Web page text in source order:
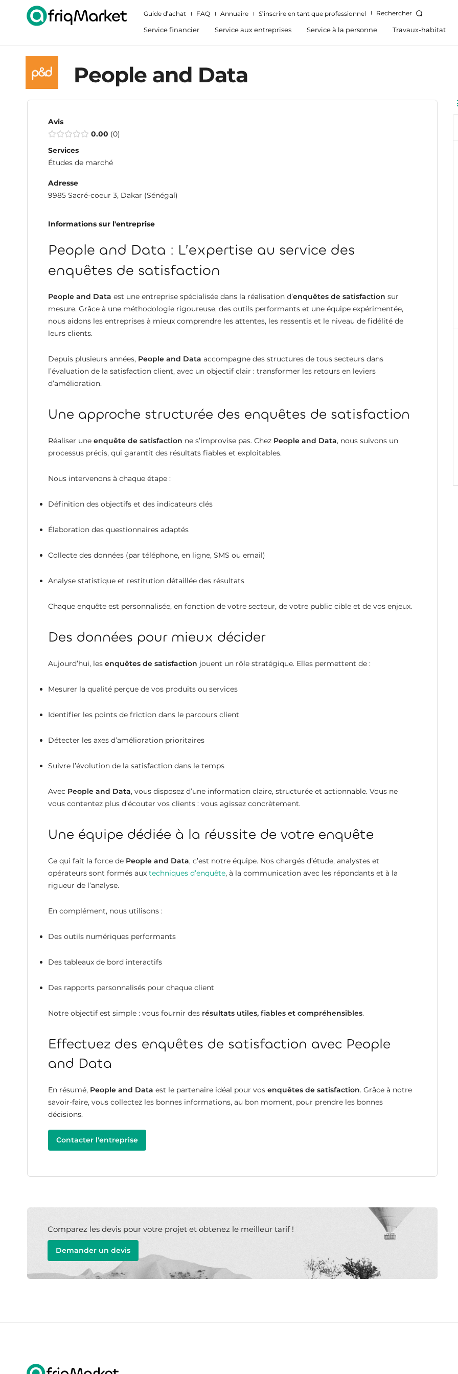
Guide d’achat FAQ Annuaire S’inscrire en tant que professionnel Rechercher
Service financier Service aux entreprises Service à la personne Travaux-habitat
People and Data
Avis
0.00 0
Services
Études de marché
Adresse
9985 Sacré-coeur 3, Dakar (Sénégal)
Informations sur l'entreprise
People and Data : L’expertise au service des
enquêtes de satisfaction
People and Data est une entreprise spécialisée dans la réalisation d’enquêtes de satisfaction sur
mesure. Grâce à une méthodologie rigoureuse, des outils performants et une équipe expérimentée,
nous aidons les entreprises à mieux comprendre les attentes, les ressentis et le niveau de fidélité de
leurs clients.
Depuis plusieurs années, People and Data accompagne des structures de tous secteurs dans
l’évaluation de la satisfaction client, avec un objectif clair : transformer les retours en leviers
d’amélioration.
Une approche structurée des enquêtes de satisfaction
Réaliser une enquête de satisfaction ne s’improvise pas. Chez People and Data, nous suivons un
processus précis, qui garantit des résultats fiables et exploitables.
Nous intervenons à chaque étape :
Définition des objectifs et des indicateurs clés
Élaboration des questionnaires adaptés
Collecte des données (par téléphone, en ligne, SMS ou email)
Analyse statistique et restitution détaillée des résultats
Chaque enquête est personnalisée, en fonction de votre secteur, de votre public cible et de vos enjeux.
Des données pour mieux décider
Aujourd’hui, les enquêtes de satisfaction jouent un rôle stratégique. Elles permettent de :
Mesurer la qualité perçue de vos produits ou services
Identifier les points de friction dans le parcours client
Détecter les axes d’amélioration prioritaires
Suivre l’évolution de la satisfaction dans le temps
Avec People and Data, vous disposez d’une information claire, structurée et actionnable. Vous ne
vous contentez plus d’écouter vos clients : vous agissez concrètement.
Une équipe dédiée à la réussite de votre enquête
Ce qui fait la force de People and Data, c’est notre équipe. Nos chargés d’étude, analystes et
opérateurs sont formés aux techniques d’enquête, à la communication avec les répondants et à la
rigueur de l’analyse.
En complément, nous utilisons :
Des outils numériques performants
Des tableaux de bord interactifs
Des rapports personnalisés pour chaque client
Notre objectif est simple : vous fournir des résultats utiles, fiables et compréhensibles.
Effectuez des enquêtes de satisfaction avec People
and Data
En résumé, People and Data est le partenaire idéal pour vos enquêtes de satisfaction. Grâce à notre
savoir-faire, vous collectez les bonnes informations, au bon moment, pour prendre les bonnes
décisions.
Contacter l'entreprise
Comparez les devis pour votre projet et obtenez le meilleur tarif !
Demander un devis